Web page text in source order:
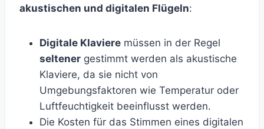
akustischen und digitalen Flügeln:
Digitale Klaviere müssen in der Regel
seltener gestimmt werden als akustische
Klaviere, da sie nicht von
Umgebungsfaktoren wie Temperatur oder
Luftfeuchtigkeit beeinflusst werden.
Die Kosten für das Stimmen eines digitalen